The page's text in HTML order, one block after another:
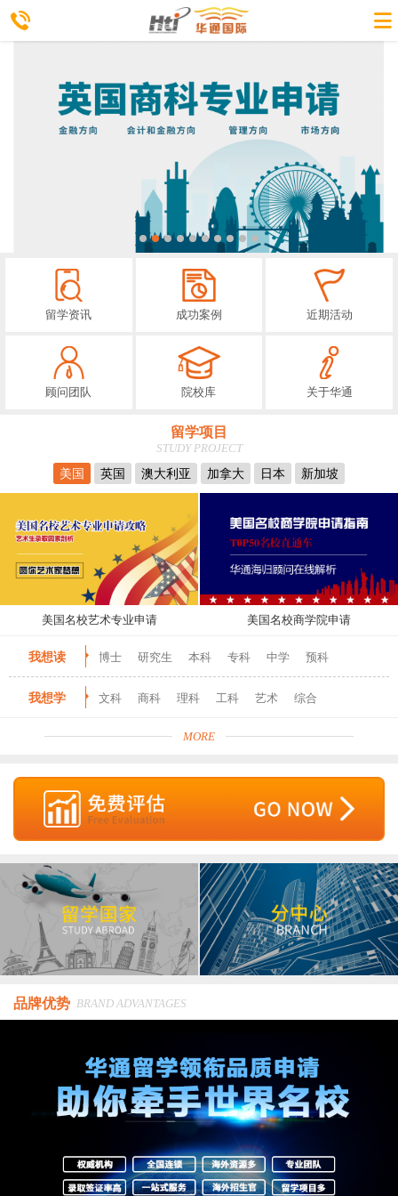
留学资讯 成功案例 近期活动
顾问团队 院校库 关于华通
留学项目
STUDY PROJECT
美国
英国 澳大利亚 加拿大 日本 新加坡
美国名校艺术专业申请 美国名校商学院申请
我想读 博士 研究生 本科 专科 中学 预科
我想学 文科 商科 理科 工科 艺术 综合
MORE
品牌优势 BRAND ADVANTAGES